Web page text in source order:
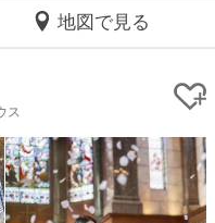
地図で見る
ス